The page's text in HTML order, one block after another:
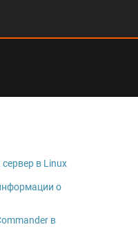
сервер в Linux
о
в